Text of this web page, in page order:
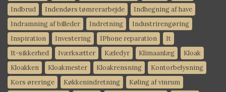
Indbrud
Indendørs tømrerarbejde
Indhegning af have
Indramning af billeder
Indretning
Industrirengøring
Inspiration
Investering IPhone reparation
It
It-sikkerhed
Iværksætter Kæledyr Klimaanlæg
Kloak
Kloakken
Kloakmester Kloakrensning
Kontorbelysning
Kors øreringe
Køkkenindretning
Køling af vinrum